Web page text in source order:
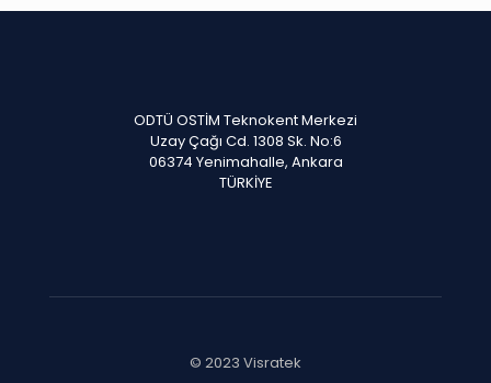
ODTÜ OSTİM Teknokent Merkezi
Uzay Çağı Cd. 1308 Sk. No:6
06374 Yenimahalle, Ankara
TÜRKİYE
© 2023 Visratek